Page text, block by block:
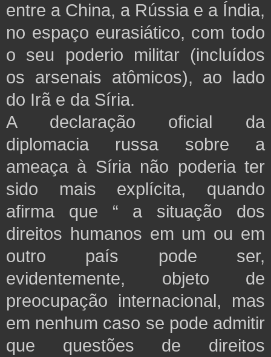
entre a China, a Rússia e a Índia,
no espaço eurasiático, com todo
o seu poderio militar (incluídos
os arsenais atômicos), ao lado
do Irã e da Síria.
A declaração oficial da
diplomacia russa sobre a
ameaça à Síria não poderia ter
sido mais explícita, quando
afirma que “ a situação dos
direitos humanos em um ou em
outro país pode ser,
evidentemente, objeto de
preocupação internacional, mas
em nenhum caso se pode admitir
que questões de direitos